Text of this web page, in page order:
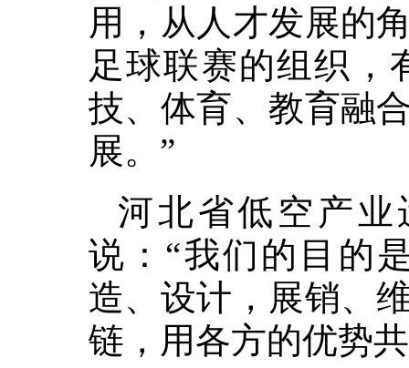
用，从人才发展的
足球联赛的组织，
技、体育、教育融
展。”
河北省低空产
说：“我们的目的
造、设计，展销、
链，用各方的优势